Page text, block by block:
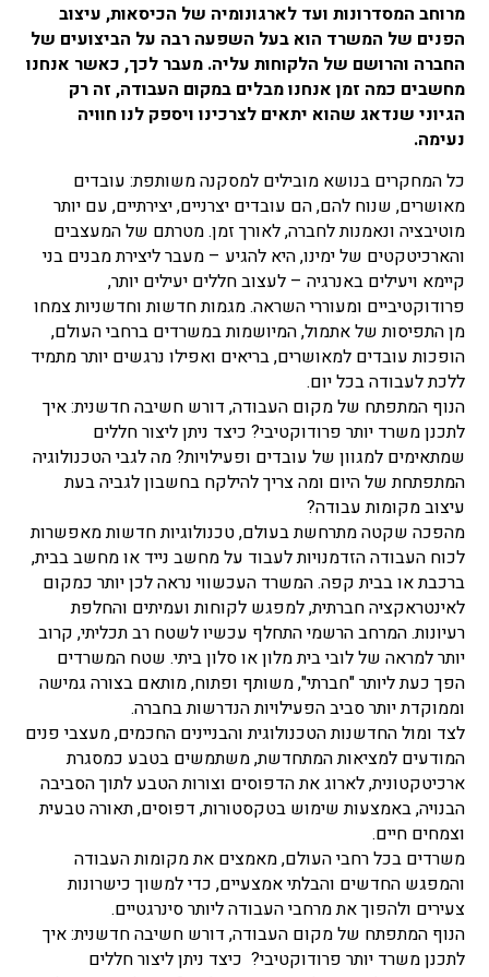
מרוחב המסדרונות ועד לארגונומיה של הכיסאות, עיצוב
הפנים של המשרד הוא בעל השפעה רבה על הביצועים של
החברה והרושם של הלקוחות עליה. מעבר לכך, כאשר אנחנו
מחשבים כמה זמן אנחנו מבלים במקום העבודה, זה רק
הגיוני שנדאג שהוא יתאים לצרכינו ויספק לנו חוויה
נעימה.
כל המחקרים בנושא מובילים למסקנה משותפת: עובדים
מאושרים, שנוח להם, הם עובדים יצרניים, יצירתיים, עם יותר
מוטיבציה ונאמנות לחברה, לאורך זמן. מטרתם של המעצבים
והארכיטקטים של ימינו, היא להגיע – מעבר ליצירת מבנים בני
קיימא ויעילים באנרגיה – לעצוב חללים יעילים יותר,
פרודוקטיביים ומעוררי השראה. מגמות חדשות וחדשניות צמחו
מן התפיסות של אתמול, המיושמות במשרדים ברחבי העולם,
הופכות עובדים למאושרים, בריאים ואפילו נרגשים יותר מתמיד
ללכת לעבודה בכל יום.
הנוף המתפתח של מקום העבודה, דורש חשיבה חדשנית: איך
לתכנן משרד יותר פרודוקטיבי? כיצד ניתן ליצור חללים
שמתאימים למגוון של עובדים ופעילויות? מה לגבי הטכנולוגיה
המתפתחת של היום ומה צריך להילקח בחשבון לגביה בעת
עיצוב מקומות עבודה?
מהפכה שקטה מתרחשת בעולם, טכנולוגיות חדשות מאפשרות
לכוח העבודה הזדמנויות לעבוד על מחשב נייד או מחשב בבית,
ברכבת או בבית קפה. המשרד העכשווי נראה לכן יותר כמקום
לאינטראקציה חברתית, למפגש לקוחות ועמיתים והחלפת
רעיונות. המרחב הרשמי התחלף עכשיו לשטח רב תכליתי, קרוב
יותר למראה של לובי בית מלון או סלון ביתי. שטח המשרדים
הפך כעת ליותר "חברתי", משותף ופתוח, מותאם בצורה גמישה
וממוקדת יותר סביב הפעילויות הנדרשות בחברה.
לצד ומול החדשנות הטכנולוגית והבניינים החכמים, מעצבי פנים
המודעים למציאות המתחדשת, משתמשים בטבע כמסגרת
ארכיטקטונית, לארוג את הדפוסים וצורות הטבע לתוך הסביבה
הבנויה, באמצעות שימוש בטקסטורות, דפוסים, תאורה טבעית
וצמחים חיים.
משרדים בכל רחבי העולם, מאמצים את מקומות העבודה
והמפגש החדשים והבלתי אמצעיים, כדי למשוך כישרונות
צעירים ולהפוך את מרחבי העבודה ליותר סינרגטיים.
הנוף המתפתח של מקום העבודה, דורש חשיבה חדשנית: איך
לתכנן משרד יותר פרודוקטיבי? כיצד ניתן ליצור חללים